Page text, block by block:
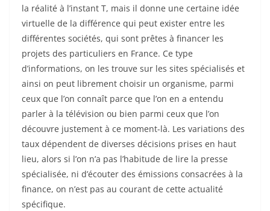
la réalité à l’instant T, mais il donne une certaine idée
virtuelle de la différence qui peut exister entre les
différentes sociétés, qui sont prêtes à financer les
projets des particuliers en France. Ce type
d’informations, on les trouve sur les sites spécialisés et
ainsi on peut librement choisir un organisme, parmi
ceux que l’on connaît parce que l’on en a entendu
parler à la télévision ou bien parmi ceux que l’on
découvre justement à ce moment-là. Les variations des
taux dépendent de diverses décisions prises en haut
lieu, alors si l’on n’a pas l’habitude de lire la presse
spécialisée, ni d’écouter des émissions consacrées à la
finance, on n’est pas au courant de cette actualité
spécifique.